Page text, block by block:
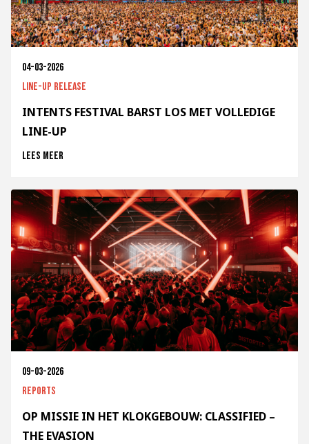
04-03-2026
Line-up release
INTENTS FESTIVAL BARST LOS MET VOLLEDIGE
LINE-UP
Lees meer
09-03-2026
Reports
OP MISSIE IN HET KLOKGEBOUW: CLASSIFIED –
THE EVASION